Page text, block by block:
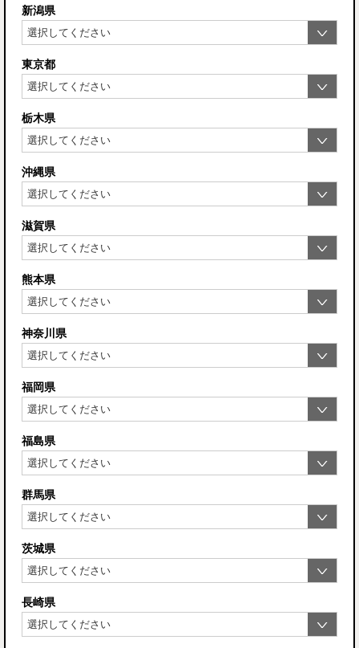
新潟県
東京都
栃木県
沖縄県
滋賀県
熊本県
神奈川県
福岡県
福島県
群馬県
茨城県
長崎県